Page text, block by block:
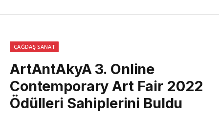
ÇAĞDAŞ SANAT
ArtAntAkyA 3. Online
Contemporary Art Fair 2022
Ödülleri Sahiplerini Buldu